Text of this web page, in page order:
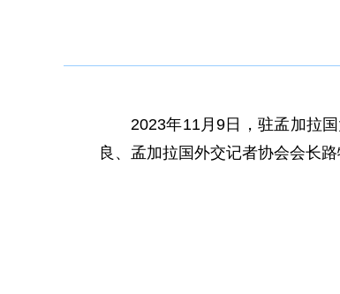
2023年11月9日，驻孟加拉
良、孟加拉国外交记者协会会长